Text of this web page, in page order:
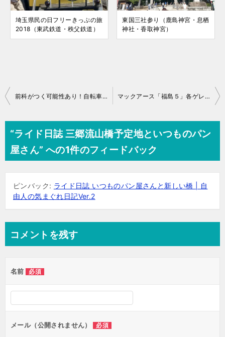
埼玉県民の日フリーきっぷの旅
2018（東武鉄道・秩父鉄道）
東国三社参り（鹿島神宮・息栖
神社・香取神宮）
投
ナ
ビ
ゲ
シ
ン
前科がつく可能性あり！自転車の逆走はダメ！絶対！ マックアース「福島５」各ゲレンデの営業期間 18-19
“ライド日誌 三郷流山橋予定地といつものパン
屋さん” への1件のフィードバック
ピンバック: ライド日誌 いつものパン屋さんと新しい橋 | 自
由人の気まぐれ日記Ver.2
コメントを残す
名前 必須
メール（公開されません） 必須